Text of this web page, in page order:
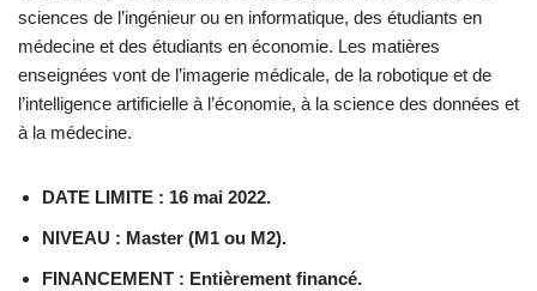
sciences de l’ingénieur ou en informatique, des étudiants en
médecine et des étudiants en économie. Les matières
enseignées vont de l’imagerie médicale, de la robotique et de
l’intelligence artificielle à l’économie, à la science des données et
à la médecine.
DATE LIMITE : 16 mai 2022.
NIVEAU : Master (M1 ou M2).
FINANCEMENT : Entièrement financé.